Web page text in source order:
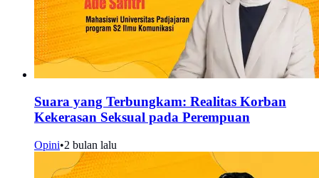
Suara yang Terbungkam: Realitas Korban
Kekerasan Seksual pada Perempuan
Opini•2 bulan lalu